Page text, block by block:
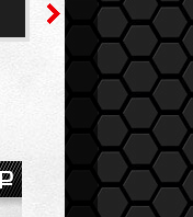
Заглушка вместо
концентрации